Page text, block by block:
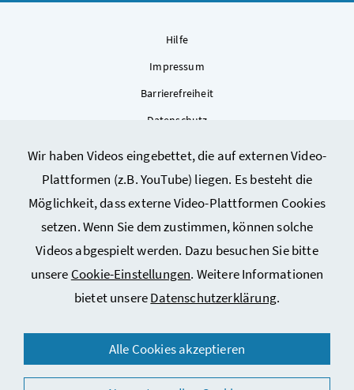
Wir haben Videos eingebettet, die auf externen Video-
Plattformen (z.B. YouTube) liegen. Es besteht die
Möglichkeit, dass externe Video-Plattformen Cookies
setzen. Wenn Sie dem zustimmen, können solche
Videos abgespielt werden. Dazu besuchen Sie bitte
unsere Cookie-Einstellungen. Weitere Informationen
bietet unsereDatenschutzerklärung.
Alle Cookies akzeptieren
Hilfe
Impressum
Barrierefreiheit
Datenschutz
Sitemap
Cookie-Einstellungen
© 2026 Bundesministerium für Arbeit, Soziales, Gesundheit,
Pflege und Konsumentenschutz